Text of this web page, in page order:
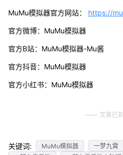
MuMu模拟器官方网站： https://
官方微博：MuMu模拟器
官方B站：MuMu模拟器-Mu酱
官方抖音：MuMu模拟器
官方小红书：MuMu模拟器
文章已
关键词: MuMu模拟器 一梦九霄